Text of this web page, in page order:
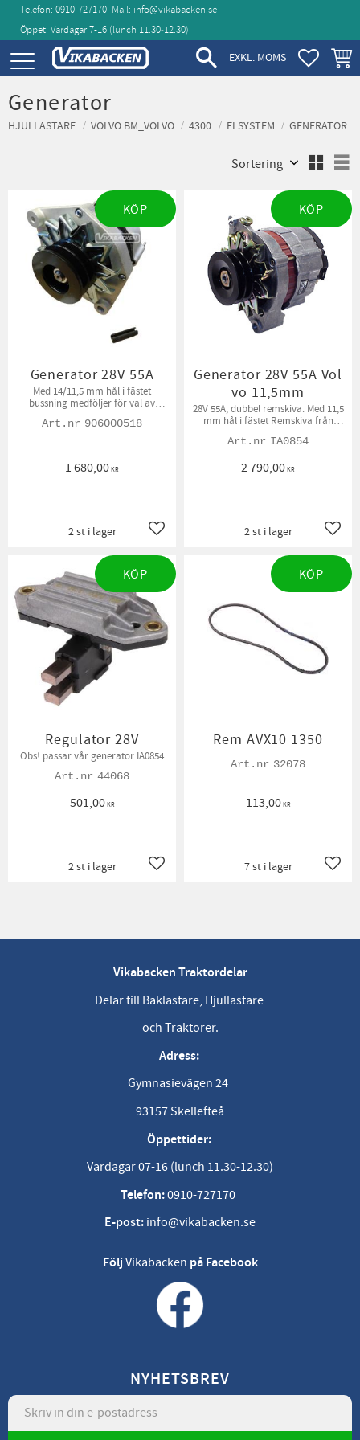
Meny
Telefon: 0910-727170 Mail: info@vikabacken.se
Öppet: Vardagar 7-16 (lunch 11.30‑12.30)
EXKL. MOMS
Generator
HJULLASTARE VOLVO BM_VOLVO 4300 ELSYSTEM GENERATOR
Generator 28V 55A
Med 14/11,5 mm hål i fästet
bussning medföljer för val av
generatorn kan behöva flyttas
906000518
1 680,00KR
Lägg till i favoriter
2 st i lager
KÖP
Generator 28V 55A Vol
vo 11,5mm
28V 55A, dubbel remskiva. Med 11,5
mm hål i fästet Remskiva från
flyttas över. Fabrikat Mahle.
IA0854
2 790,00KR
2 st i lager
KÖP
Regulator 28V
Obs! passar vår generator IA0854
44068
501,00KR
Lägg till i favoriter
2 st i lager
KÖP
Rem AVX10 1350
32078
113,00KR
7 st i lager
KÖP
Vikabacken Traktordelar
Delar till Baklastare, Hjullastare
och Traktorer.
Adress:
Gymnasievägen 24
93157 Skellefteå
Öppettider:
Vardagar 07-16 (lunch 11.30-12.30)
Telefon:0910-727170
E-post: info@vikabacken.se
FöljVikabacken på Facebook
NYHETSBREV